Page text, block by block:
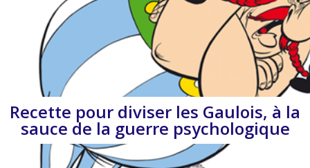
Recette pour diviser les Gaulois, à la
sauce de la guerre psychologique